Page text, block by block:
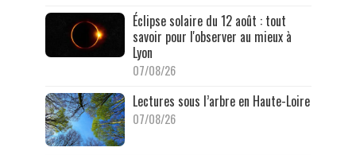
Éclipse solaire du 12 août : tout
savoir pour l'observer au mieux à
Lyon
07/08/26
Lectures sous l’arbre en Haute-Loire
07/08/26